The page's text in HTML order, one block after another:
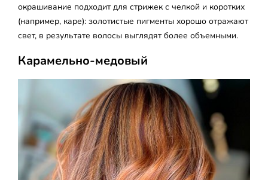
окрашивание подходит для стрижек с челкой и коротких
(например, каре): золотистые пигменты хорошо отражают
свет, в результате волосы выглядят более объемными.
Карамельно-медовый